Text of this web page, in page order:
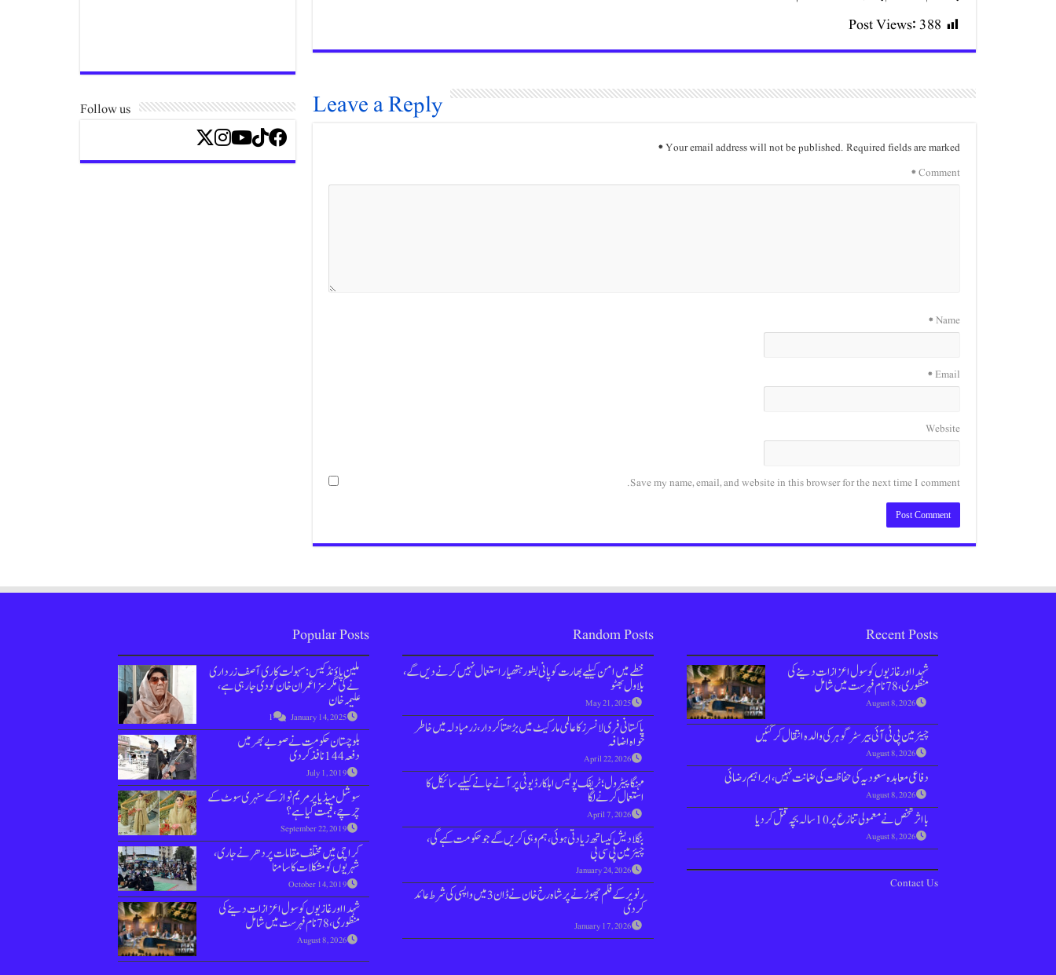
Post Views:388
Leave a Reply
Your email address will not be published.Required fields are marked
*
Comment
*
Name
*
Email
*
Website
Save my name, email, and website in this browser for the next time I comment.
Follow us
Popular Posts
ملین پاؤنڈ کیس : سہولت کاری آصف زرداری
نے کی مگر سزا عمران خان کو دی جارہی ہے،
علیمہ خان
January 14, 2025
1
بلوچستان حکومت نے صوبے بھر میں
دفعہ 144 نافذ کردی
July 1, 2019
سوشل میڈیا پر مریم نواز کے سنہری سوٹ کے
چرچے، قیمت کیا ہے؟
September 22, 2019
کراچی میں مختلف مقامات پر دھرنے جاری،
شہریوں کو مشکلات کا سامنا
October 14, 2019
شہدا اور غازیوں کو سول اعزازات دینے کی
منظوری، 78 نام فہرست میں شامل
August 8, 2026
Random Posts
خطے میں امن کیلیے بھارت کو پانی بطور ہتھیار استعمال نہیں کرنے دیں گے،
بلاول بھٹو
May 21, 2025
پاکستانی فری لانسرز کا عالمی مارکیٹ میں بڑھتا کردار،زرمبادلہ میں خاطر
خواہ اضافہ
April 22, 2026
مہنگا پیٹرول؛ ٹریفک پولیس اہلکار ڈیوٹی پر آنے جانے کیلیے سائیکل کا
استعمال کرنے لگا
April 7, 2026
بنگلادیش کیساتھ زیادتی ہوئی، ہم وہی کریں گے جو حکومت کہے گی،
چیئرمین پی سی بی
January 24, 2026
رنویر کے فلم چھوڑنے پر شاہ رخ خان نے ڈان 3 میں واپسی کی شرط عائد
کردی
January 17, 2026
Recent Posts
شہدا اور غازیوں کو سول اعزازات دینے کی
منظوری، 78 نام فہرست میں شامل
August 8, 2026
چیئرمین پی ٹی آئی بیرسٹر گوہر کی والدہ انتقال کر گئیں
August 8, 2026
دفاعی معاہدہ سعودیہ کی حفاظت کی ضمانت نہیں، ابراہیم رضائی
August 8, 2026
بااثر شخص نے معمولی تنازع پر 10 سالہ بچہ قتل کر دیا
August 8, 2026
Contact Us